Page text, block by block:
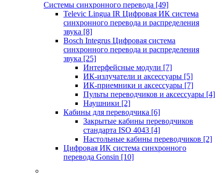
Системы синхронного перевода [49]
Televic Lingua IR Цифровая ИК система
синхронного перевода и распределения
звука [8]
Bosch Integrus Цифровая система
синхронного перевода и распределения
звука [25]
Интерфейсные модули [7]
ИК-излучатели и аксессуары [5]
ИК-приемники и аксессуары [7]
Пульты переводчиков и аксессуары [4]
Наушники [2]
Кабины для переводчика [6]
Закрытые кабины переводчиков
стандарта ISO 4043 [4]
Настольные кабины переводчиков [2]
Цифровая ИК система синхронного
перевода Gonsin [10]